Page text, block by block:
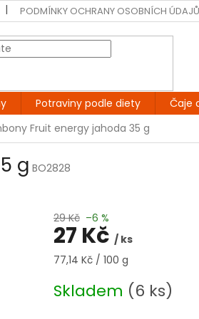
PODMÍNKY OCHRANY OSOBNÍCH ÚDAJŮ
Potraviny podle diety Čaje
Fruit energy jahoda 35 g
g BO2828
29 Kč –6 %
27 Kč / ks
Měrná
77,14 Kč / 100 g
Skladem (6 ks)